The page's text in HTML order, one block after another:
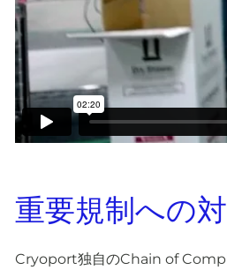
重要規制への
Cryoport独自のChain of